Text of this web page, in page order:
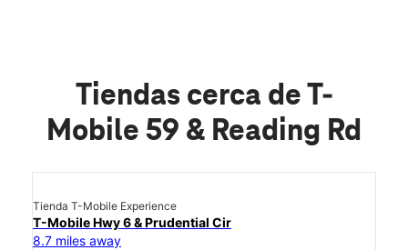
Tiendas cerca de T-
Mobile 59 & Reading Rd
Tienda T-Mobile Experience
T-Mobile Hwy 6 & Prudential Cir
8.7 miles away